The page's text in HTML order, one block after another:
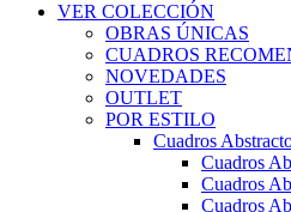
VER COLECCIÓN
OBRAS ÚNICAS
CUADROS
NOVEDADES
OUTLET
POR ESTILO
Cuadros
Cuadros
Cuadros
Cuadros